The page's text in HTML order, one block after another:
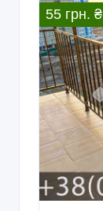
55 грн. ₴